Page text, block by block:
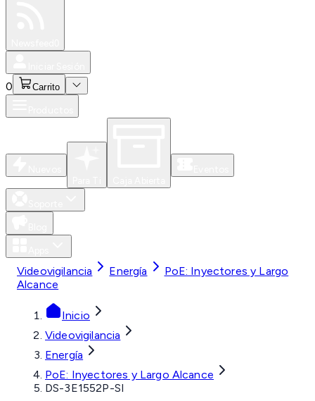
0 Carrito
Videovigilancia Energía
PoE: Inyectores y Largo
Alcance
Inicio
Videovigilancia
Energía
PoE: Inyectores y Largo Alcance
DS-3E1552P-SI